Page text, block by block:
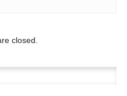
closed.